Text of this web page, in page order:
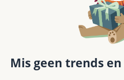
Mis geen trends